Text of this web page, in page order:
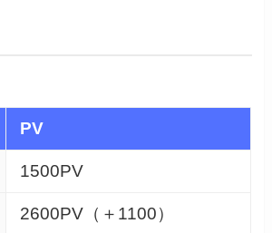
PV
1500PV
2600PV（＋1100）